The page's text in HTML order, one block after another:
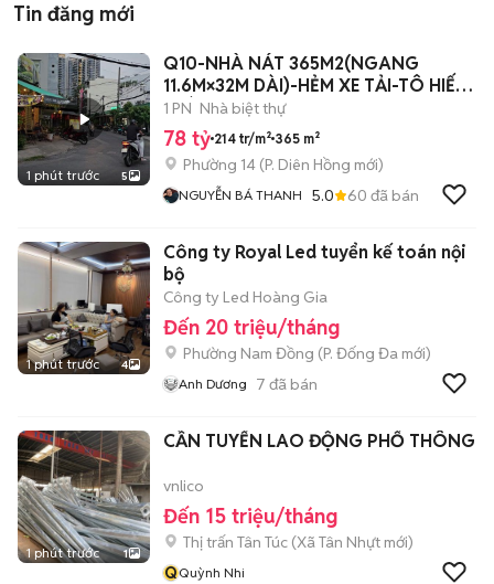
Tin đăng mới
1 phút trước 5
Q10-NHÀ NÁT 365M2(NGANG
11.6M×32M DÀI)-HẺM XE TẢI-TÔ HIẾN
THÀNH Q10
1 PN Nhà biệt thự
78 tỷ 214 tr/m² 365 m²
Phường 14 (P. Diên Hồng mới)
NGUYỄN BÁ THANH 5.0 60 đã bán
1 phút trước 4
Công ty Royal Led tuyển kế toán nội
bộ
Công ty Led Hoàng Gia
Đến 20 triệu/tháng
Phường Nam Đồng (P. Đống Đa mới)
Anh Dương 7 đã bán
1 phút trước 1
CẦN TUYỂN LAO ĐỘNG PHỔ THÔNG
vnlico
Đến 15 triệu/tháng
Thị trấn Tân Túc (Xã Tân Nhựt mới)
QQuỳnh Nhi